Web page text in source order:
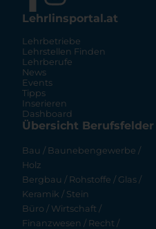
Lehrlinsportal.at
Lehrbetriebe
Lehrstellen Finden
Lehrberufe
News
Events
Tipps
Inserieren
Dashboard
Übersicht Berufsfelder
Bau / Baunebengewerbe /
Holz
Bergbau / Rohstoffe / Glas /
Keramik / Stein
Büro / Wirtschaft /
Finanzwesen / Recht /